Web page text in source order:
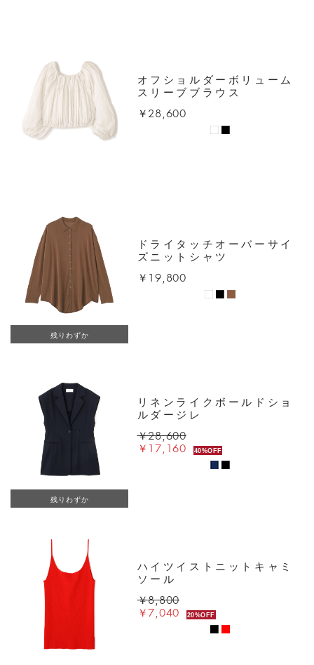
オフショルダーボリューム
スリーブブラウス
￥28,600
残りわずか
ドライタッチオーバーサイ
ズニットシャツ
￥19,800
残りわずか
リネンライクボールドショ
ルダージレ
￥28,600
￥17,160 40%OFF
ハイツイストニットキャミ
ソール
￥8,800
￥7,040 20%OFF